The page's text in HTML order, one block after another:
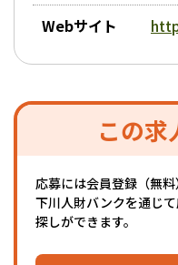
この求
応募には会員登録（無料
下川人財バンクを通じ
探しができます。
Webサイト